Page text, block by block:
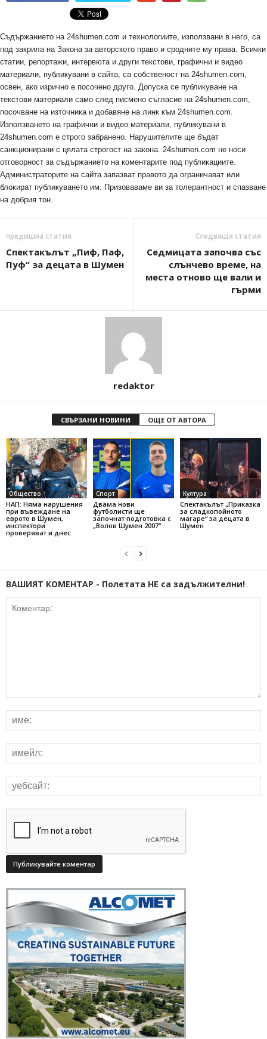
Съдържанието на 24shumen.com и технологиите, използвани в него, са
под закрила на Закона за авторското право и сродните му права. Всички
статии, репортажи, интервюта и други текстови, графични и видео
материали, публикувани в сайта, са собственост на 24shumen.com,
освен, ако изрично е посочено друго. Допуска се публикуване на
текстови материали само след писмено съгласие на 24shumen.com,
посочване на източника и добавяне на линк към 24shumen.com.
Използването на графични и видео материали, публикувани в
24shumen.com е строго забранено. Нарушителите ще бъдат
санкционирани с цялата строгост на закона. 24shumen.com не носи
отговорност за съдържанието на коментарите под публикациите.
Администраторите на сайта запазват правото да ограничават или
блокират публикуването им. Призоваваме ви за толерантност и спазване
на добрия тон.
предишна статия
Спектакълът „Пиф, Паф,
Пуф“ за децата в Шумен
Следваща статия
Седмицата започва със
слънчево време, на
места отново ще вали и
гърми
redaktor
СВЪРЗАНИ НОВИНИ ОЩЕ ОТ АВТОРА
Общество
НАП: Няма нарушения
при въвеждане на
еврото в Шумен,
инспектори
проверяват и днес
Спорт
Двама нови
футболисти ще
започнат подготовка с
„Волов Шумен 2007“
Култура
Спектакълът „Приказка
за сладкопойното
магаре“ за децата в
Шумен
ВАШИЯТ КОМЕНТАР - Полетата НЕ са задължителни!